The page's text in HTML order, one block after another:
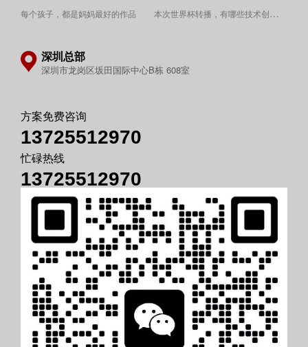
每个孩子，都是妈妈最好的作品 ​本次世界杯转播，有哪些技术创新值得关注？
深圳总部
深圳市龙岗区坂田国际中心B栋 608室
方案免费咨询
13725512970
忙碌热线
13725512970